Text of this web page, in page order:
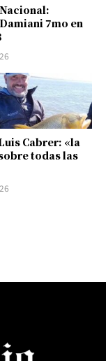
7mo en
Cabrer: «la
todas las